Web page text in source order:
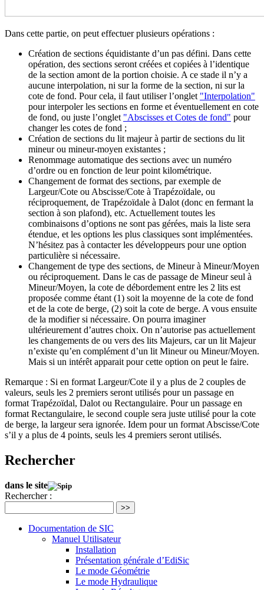
Dans cette partie, on peut effectuer plusieurs opérations :
Création de sections équidistante d’un pas défini. Dans cette
opération, des sections seront créées et copiées à l’identique
de la section amont de la portion choisie. A ce stade il n’y a
aucune interpolation, ni sur la forme de la section, ni sur la
cote de fond. Pour cela, il faut utiliser l’onglet "Interpolation"
pour interpoler les sections en forme et éventuellement en cote
de fond, ou juste l’onglet "Abscisses et Cotes de fond" pour
changer les cotes de fond ;
Création de sections du lit majeur à partir de sections du lit
mineur ou mineur-moyen existantes ;
Renommage automatique des sections avec un numéro
d’ordre ou en fonction de leur point kilométrique.
Changement de format des sections, par exemple de
Largeur/Cote ou Abscisse/Cote à Trapézoïdale, ou
réciproquement, de Trapézoïdale à Dalot (donc en fermant la
section à son plafond), etc. Actuellement toutes les
combinaisons d’options ne sont pas gérées, mais la liste sera
étendue, et les options les plus classiques sont implémentées.
N’hésitez pas à contacter les développeurs pour une option
particulière si nécessaire.
Changement de type des sections, de Mineur à Mineur/Moyen
ou réciproquement. Dans le cas de passage de Mineur seul à
Mineur/Moyen, la cote de débordement entre les 2 lits est
proposée comme étant (1) soit la moyenne de la cote de fond
et de la cote de berge, (2) soit la cote de berge. A vous ensuite
de la modifier si nécessaire. On pourra imaginer
ultérieurement d’autres choix. On n’autorise pas actuellement
les changements de ou vers des lits Majeurs, car un lit Majeur
n’existe qu’en complément d’un lit Mineur ou Mineur/Moyen.
Mais si un intérêt apparait pour cette option on peut le faire.
Remarque : Si en format Largeur/Cote il y a plus de 2 couples de
valeurs, seuls les 2 premiers seront utilisés pour un passage en
format Trapézoïdal, Dalot ou Rectangulaire. Pour un passage en
format Rectangulaire, le second couple sera juste utilisé pour la cote
de berge, la largeur sera ignorée. Idem pour un format Abscisse/Cote
s’il y a plus de 4 points, seuls les 4 premiers seront utilisés.
Rechercher
dans le site
Rechercher :
>>
Documentation de SIC
Manuel Utilisateur
Installation
Présentation générale d’EdiSic
Le mode Géométrie
Le mode Hydraulique